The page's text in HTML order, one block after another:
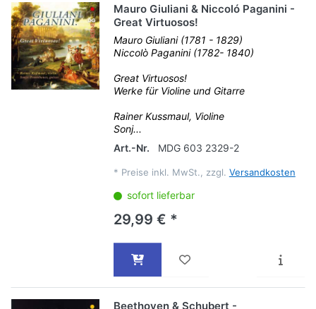
Mauro Giuliani & Niccoló Paganini -
Great Virtuosos!
Mauro Giuliani (1781 - 1829)
Niccolò Paganini (1782- 1840)
Great Virtuosos!
Werke für Violine und Gitarre
Rainer Kussmaul, Violine
Sonj...
Art.-Nr.
MDG 603 2329-2
* Preise inkl. MwSt., zzgl. Versandkosten
sofort lieferbar
29,99 € *
Beethoven & Schubert -